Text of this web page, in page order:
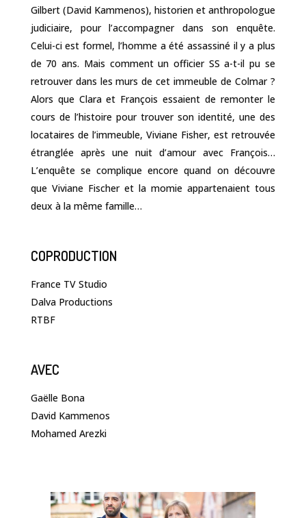
Gilbert (David Kammenos), historien et anthropologue
judiciaire, pour l’accompagner dans son enquête.
Celui-ci est formel, l’homme a été assassiné il y a plus
de 70 ans. Mais comment un officier SS a-t-il pu se
retrouver dans les murs de cet immeuble de Colmar ?
Alors que Clara et François essaient de remonter le
cours de l’histoire pour trouver son identité, une des
locataires de l’immeuble, Viviane Fisher, est retrouvée
étranglée après une nuit d’amour avec François…
L’enquête se complique encore quand on découvre
que Viviane Fischer et la momie appartenaient tous
deux à la même famille…
COPRODUCTION
France TV Studio
Dalva Productions
RTBF
AVEC
Gaëlle Bona
David Kammenos
Mohamed Arezki